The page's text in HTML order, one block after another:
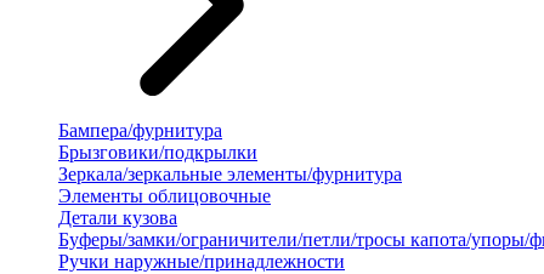
Бампера/фурнитура
Брызговики/подкрылки
Зеркала/зеркальные элементы/фурнитура
Элементы облицовочные
Детали кузова
Буферы/замки/ограничители/петли/тросы капота/упоры/
Ручки наружные/принадлежности